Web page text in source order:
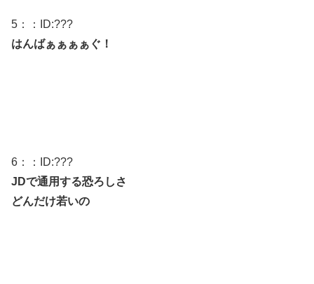
5 ：：ID:???
はんばぁぁぁぁぐ！
6 ：：ID:???
JDで通用する恐ろしさ
どんだけ若いの